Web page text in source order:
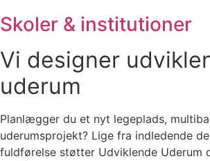
Skoler & institutioner
Vi designer
uderum
Planlægger du et nyt legeplads,
uderumsprojekt? Lige fra indledende
fuldførelse støtter Udviklende Uderum